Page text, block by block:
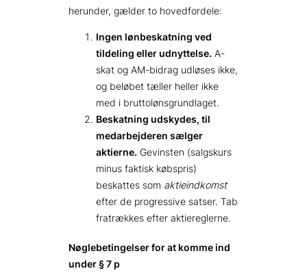
herunder, gælder to hovedfordele:
Ingen lønbeskatning ved
tildeling eller udnyttelse. A-
skat og AM-bidrag udløses ikke,
og beløbet tæller heller ikke
med i bruttolønsgrundlaget.
Beskatning udskydes, til
medarbejderen sælger
aktierne. Gevinsten (salgskurs
minus faktisk købspris)
beskattes som aktieindkomst
efter de progressive satser. Tab
fratrækkes efter aktiereglerne.
Nøglebetingelser for at komme ind
under § 7 p